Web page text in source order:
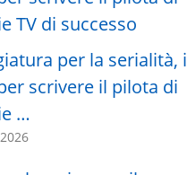
per la serialità, i
scrivere il pilota di
…